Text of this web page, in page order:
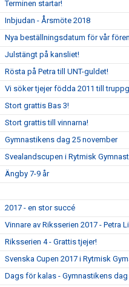
Terminen startar!
Inbjudan - Årsmöte 2018
Nya beställningsdatum för vår
Julstängt på kansliet!
Rösta på Petra till UNT-guldet!
Vi söker tjejer födda 2011 till
Stort grattis Bas 3!
Stort grattis till vinnarna!
Gymnastikens dag 25 november
Svealandscupen i Rytmisk
Ängby 7-9 år
2017 - en stor succé
Vinnare av Riksserien 2017 - Petra
Riksserien 4 - Grattis tjejer!
Svenska Cupen 2017 i Rytmisk
Dags för kalas - Gymnastikens